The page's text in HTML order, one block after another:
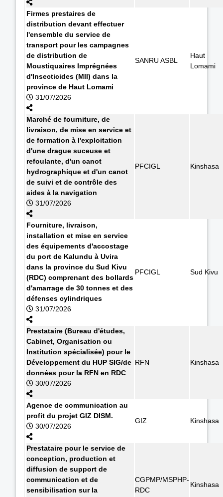
Firmes prestaires de
distribution devant effectuer
l'ensemble du service de
transport pour les campagnes
de distribution de
Moustiquaires Imprégnées
d'Insecticides (MII) dans la
province de Haut Lomami
31/07/2026
SANRU ASBL
Haut
Lomami
Marché de fourniture, de
livraison, de mise en service et
de formation à l'exploitation
d'une drague suceuse et
refoulante, d'un canot
hydrographique et d'un canot
de suivi et de contrôle des
aides à la navigation
31/07/2026
PFCIGL Kinshasa
Fourniture, livraison,
installation et mise en service
des équipements d'accostage
du port de Kalundu à Uvira
dans la province du Sud Kivu
(RDC) comprenant des bollards
d'amarrage de 30 tonnes et des
défenses cylindriques
31/07/2026
PFCIGL Sud Kivu
Prestataire (Bureau d'études,
Cabinet, Organisation ou
Institution spécialisée) pour le
Développement du HUP SIG/de
données pour la RFN en RDC
30/07/2026
RFN Kinshasa
Agence de communication au
profit du projet GIZ DISM.
30/07/2026
GIZ Kinshasa
Prestataire pour le service de
conception, production et
diffusion de support de
communication et de
sensibilisation sur la
CGPMP/MSPHP-
RDC
Kinshasa